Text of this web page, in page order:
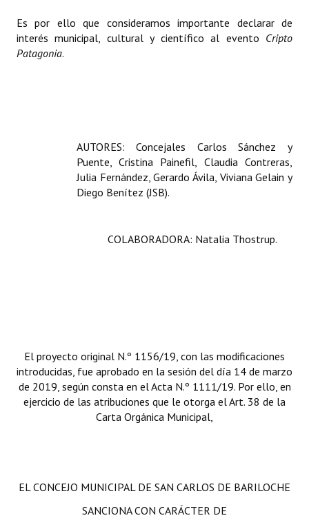
Datos Históricos
Premio al Mérito - Registro
Ciudadano Ilustre - Registro
Banca del Vecino - Registro
REFORMA DE LA CARTA ORGÁNICA
Es por ello que consideramos importante declarar de
interés municipal, cultural y científico al evento Cripto
Patagonia.
AUTORES: Concejales Carlos Sánchez y
Puente, Cristina Painefil, Claudia Contreras,
Julia Fernández, Gerardo Ávila, Viviana Gelain y
Diego Benítez (JSB).
COLABORADORA: Natalia Thostrup.
El proyecto original N.º 1156/19, con las modificaciones
introducidas, fue aprobado en la sesión del día 14 de marzo
de 2019, según consta en el Acta N.º 1111/19. Por ello, en
ejercicio de las atribuciones que le otorga el Art. 38 de la
Carta Orgánica Municipal,
EL CONCEJO MUNICIPAL DE SAN CARLOS DE BARILOCHE
SANCIONA CON CARÁCTER DE